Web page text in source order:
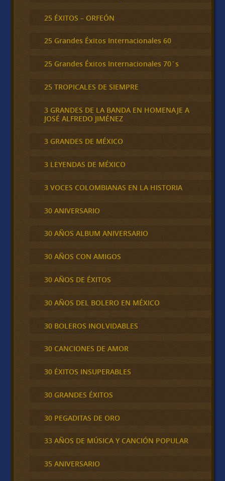
25 ÉXITOS – ORFEÓN
25 Grandes Éxitos Internacionales 60
25 Grandes Éxitos Internacionales 70´s
25 TROPICALES DE SIEMPRE
3 GRANDES DE LA BANDA EN HOMENAJE A
JOSÉ ALFREDO JIMÉNEZ
3 GRANDES DE MÉXICO
3 LEYENDAS DE MÉXICO
3 VOCES COLOMBIANAS EN LA HISTORIA
30 ANIVERSARIO
30 AÑOS ALBUM ANIVERSARIO
30 AÑOS CON AMIGOS
30 AÑOS DE ÉXITOS
30 AÑOS DEL BOLERO EN MÉXICO
30 BOLEROS INOLVIDABLES
30 CANCIONES DE AMOR
30 ÉXITOS INSUPERABLES
30 GRANDES ÉXITOS
30 PEGADITAS DE ORO
33 AÑOS DE MÚSICA Y CANCIÓN POPULAR
35 ANIVERSARIO